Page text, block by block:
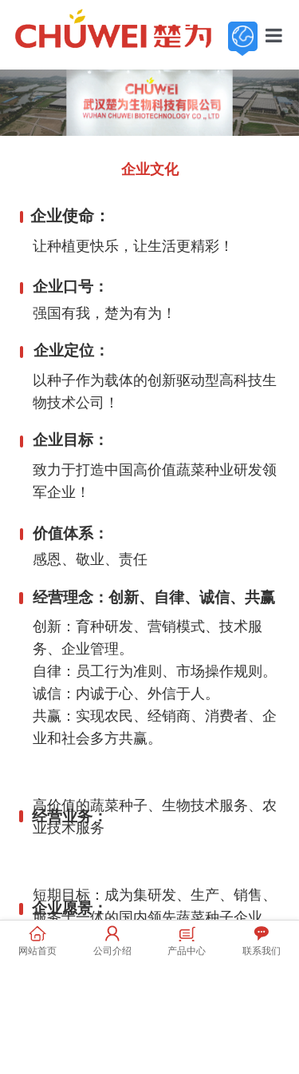
首页
走
让种植更快乐，让生活更精彩！
强国有我，楚为有为！
以种子作为载体的创新驱动型高科技生
物技术公司！
致力于打造中国高价值蔬菜种业研发领
军企业！
感恩、敬业、责任
创新：育种研发、营销模式、技术服
务、企业管理。
自律：员工行为准则、市场操作规则。
诚信：内诚于心、外信于人。
共赢：实现农民、经销商、消费者、企
业和社会多方共赢。
高价值的蔬菜种子、生物技术服务、农
业技术服务
短期目标：成为集研发、生产、销售、
服务于一体的国内领先蔬菜种子企业。
中长期目标：布局海外市场，成为国际
企业使命：
企业口号：
企业定位：
企业目标：
价值体系：
经营理念：创新、自律、诚信、共赢
经营业务：
企业愿景：
企业文化
网站首页 公司介绍 产品中心 联系我们